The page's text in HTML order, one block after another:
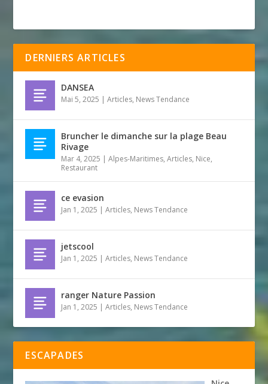
DERNIERS ARTICLES
DANSEA
Mai 5, 2025 |Articles, News Tendance
Bruncher le dimanche sur la plage Beau
Rivage
Mar 4, 2025 |Alpes-Maritimes,Articles, Nice,
Restaurant
ce evasion
Jan 1, 2025 |Articles, News Tendance
jetscool
Jan 1, 2025 |Articles, News Tendance
ranger Nature Passion
Jan 1, 2025 |Articles, News Tendance
ESCAPADES